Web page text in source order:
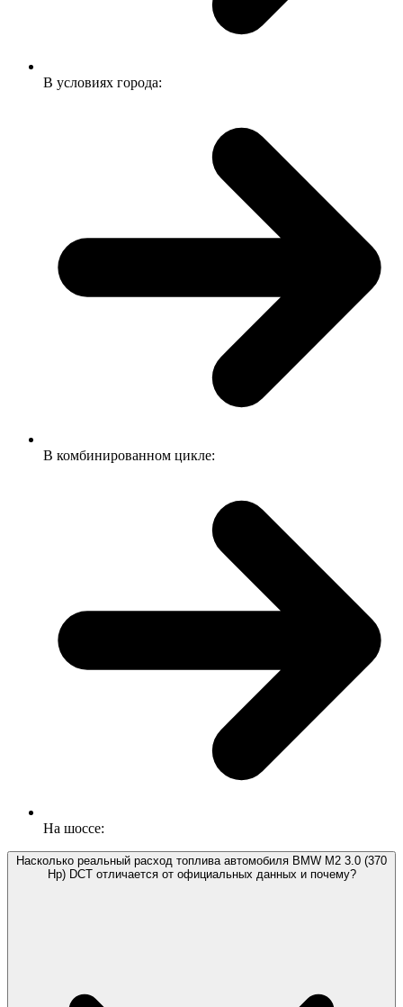
В условиях города:
В комбинированном цикле:
На шоссе:
Насколько реальный расход топлива автомобиля BMW M2 3.0 (370
Hp) DCT отличается от официальных данных и почему?